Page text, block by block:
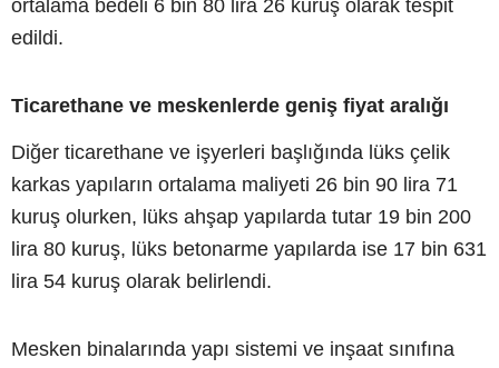
ortalama bedeli 6 bin 80 lira 26 kuruş olarak tespit
edildi.
Ticarethane ve meskenlerde geniş fiyat aralığı
Diğer ticarethane ve işyerleri başlığında lüks çelik
karkas yapıların ortalama maliyeti 26 bin 90 lira 71
kuruş olurken, lüks ahşap yapılarda tutar 19 bin 200
lira 80 kuruş, lüks betonarme yapılarda ise 17 bin 631
lira 54 kuruş olarak belirlendi.
Mesken binalarında yapı sistemi ve inşaat sınıfına